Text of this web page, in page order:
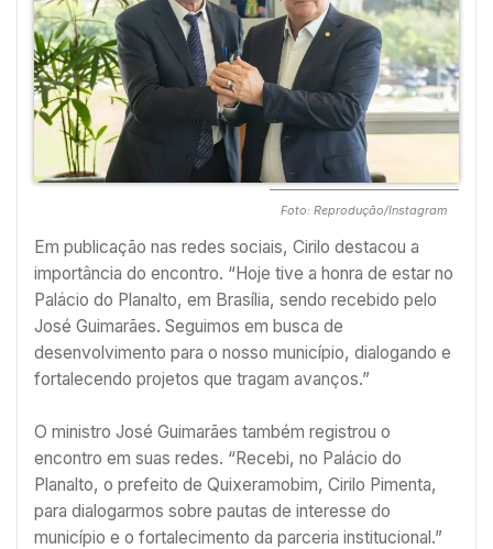
Foto: Reprodução/Instagram
Em publicação nas redes sociais, Cirilo destacou a
importância do encontro. “Hoje tive a honra de estar no
Palácio do Planalto, em Brasília, sendo recebido pelo
José Guimarães. Seguimos em busca de
desenvolvimento para o nosso município, dialogando e
fortalecendo projetos que tragam avanços.”
O ministro José Guimarães também registrou o
encontro em suas redes. “Recebi, no Palácio do
Planalto, o prefeito de Quixeramobim, Cirilo Pimenta,
para dialogarmos sobre pautas de interesse do
município e o fortalecimento da parceria institucional.”